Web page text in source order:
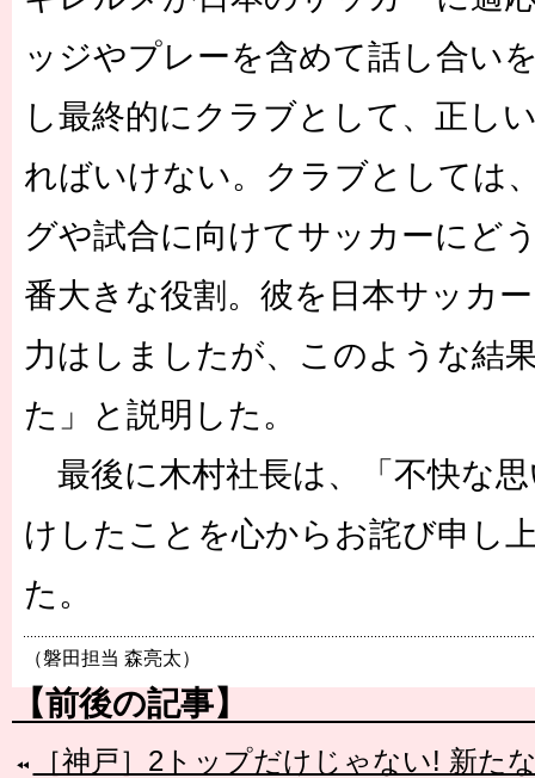
ッジやプレーを含めて話し合い
し最終的にクラブとして、正し
ればいけない。クラブとしては
グや試合に向けてサッカーにど
番大きな役割。彼を日本サッカ
力はしましたが、このような結
た」と説明した。
最後に木村社長は、「不快な
けしたことを心からお詫び申し
た。
（磐田担当 森亮太）
【前後の記事】
［神戸］2トップだけじゃない! 新た